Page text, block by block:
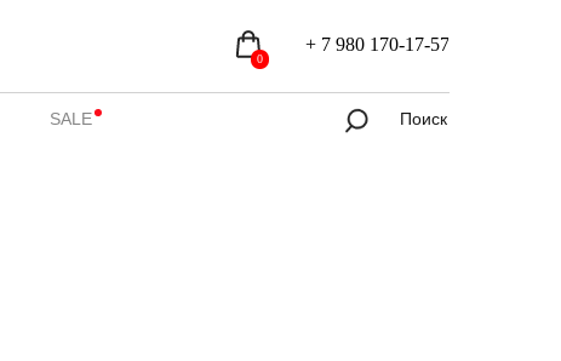
0
+ 7 980 170-17-57
SALE Поиск
+ 7 980 170-17-57